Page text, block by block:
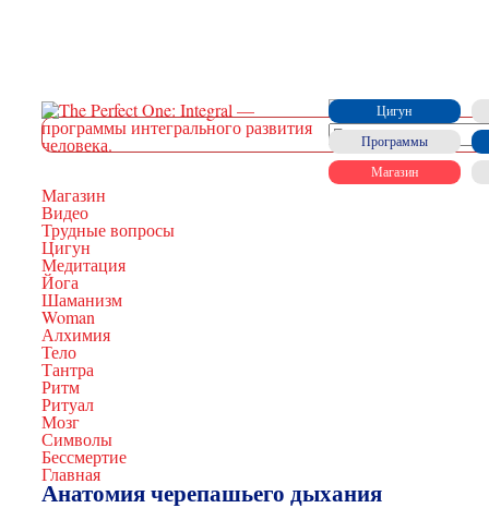
Цигун
Программы
Магазин
Магазин
Видео
Трудные вопросы
Цигун
Медитация
Йога
Шаманизм
Woman
Алхимия
Тело
Тантра
Ритм
Ритуал
Мозг
Символы
Бессмертие
Главная
Анатомия черепашьего дыхания